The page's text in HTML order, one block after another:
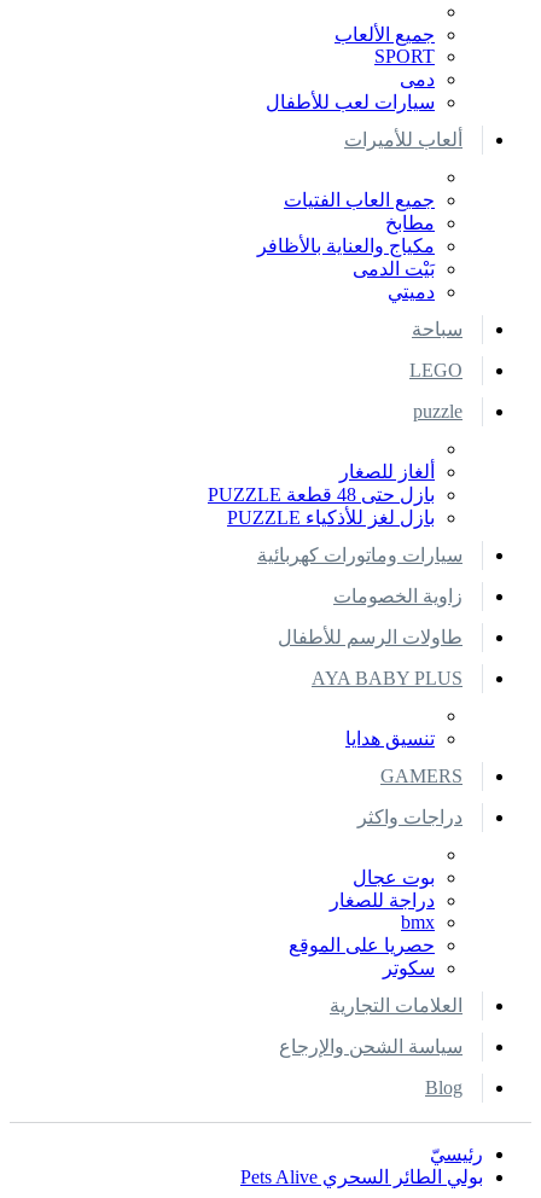
جميع الألعاب
SPORT
دمى
سيارات لعب للأطفال
ألعاب للأميرات
جميع العاب الفتيات
مطابخ
مكياج والعناية بالأظافر
بَيْت الدمى
دميتي
سباحة
LEGO
puzzle
ألغاز للصغار
بازل حتى 48 قطعة PUZZLE
بازل لغز للأذكياء PUZZLE
سيارات وماتورات كهربائية
زاوية الخصومات
طاولات الرسم للأطفال
AYA BABY PLUS
تنسيق هدايا
GAMERS
دراجات واكثر
بوت عجال
دراجة للصغار
bmx
حصريا على الموقع
سكوتر
العلامات التجارية
سياسة الشحن والإرجاع
Blog
رئيسيّ
بولي الطائر السحري Pets Alive